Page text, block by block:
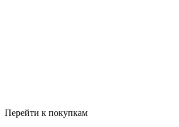
Перейти к покупкам